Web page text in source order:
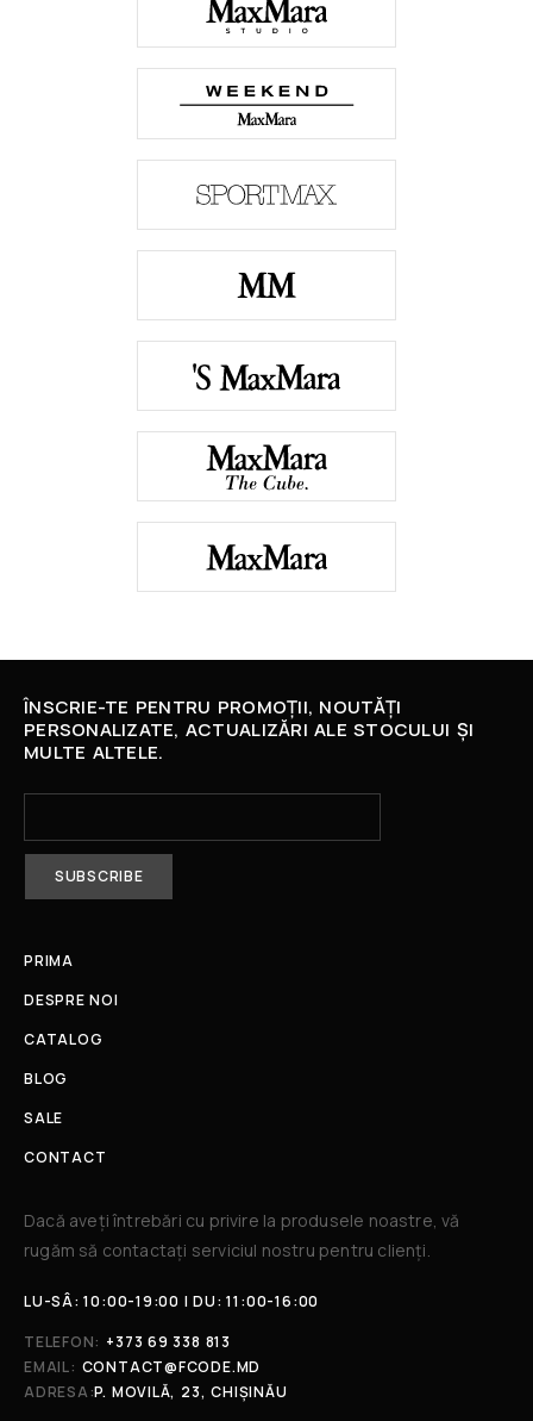
ÎNSCRIE-TE PENTRU PROMOȚII, NOUTĂȚI
PERSONALIZATE, ACTUALIZĂRI ALE STOCULUI ȘI
MULTE ALTELE.
PRIMA
DESPRE NOI
CATALOG
BLOG
SALE
CONTACT
Dacă aveți întrebări cu privire la produsele noastre, vă
rugăm să contactați serviciul nostru pentru clienți.​
LU-SÂ: 10:00-19:00 | DU: 11:00-16:00
TELEFON: +373 69 338 813
EMAIL: CONTACT@FCODE.MD
ADRESA:P. MOVILĂ, 23, CHIȘINĂU